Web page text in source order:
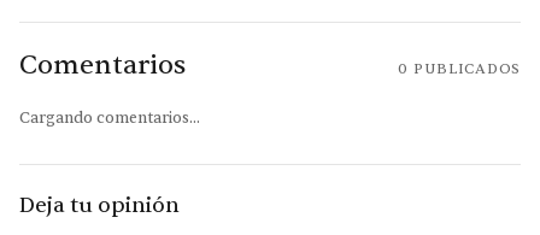
Comentarios 0 PUBLICADOS
Cargando comentarios...
Deja tu opinión